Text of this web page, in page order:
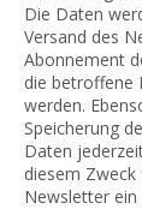
Die Daten
Versand des
Abonnement
die betroffene
werden.
Speicherung
Daten
diesem
Newsletter ein